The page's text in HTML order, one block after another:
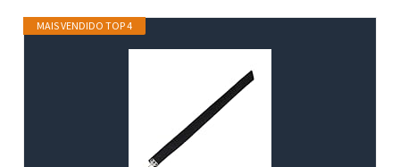
MAIS VENDIDO TOP 4